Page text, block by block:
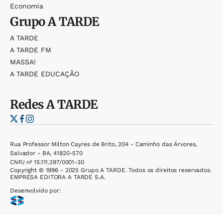
Economia
GrupoA TARDE
A TARDE
A TARDE FM
MASSA!
A TARDE EDUCAÇÃO
RedesA TARDE
Rua Professor Milton Cayres de Brito, 204 - Caminho das Árvores,
Salvador - BA, 41820-570
CNPJ nº 15.111.297/0001-30
Copyright © 1996 - 2025 Grupo A TARDE. Todos os direitos reservados.
EMPRESA EDITORA A TARDE S.A.
Desenvolvido por: